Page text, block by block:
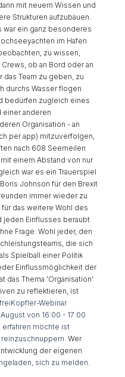
mit neuem Wissen und
Strukturen aufzubauen.
war ein ganz besonderes
im Hafen
zu wissen,
ob an Bord oder an
das Team zu geben, zu
durchs Wasser flogen
bedürfen zugleich eines
anderen
Organisation - an
per app) mitzuverfolgen,
nach 608 Seemeilen
einem Abstand von nur
war es ein Trauerspiel
Johnson für den Brexit
immer wieder zu
das weitere Wohl des
jeden Einflusses beraubt
Frage: Wohl jeder, den
die sich
Spielball einer Politik
Einflussmöglichkeit der
das Thema 'Organisation'
zu reflektieren, ist
Webinar
von 16:00 - 17:00
erfahren möchte ist
. Wer
der eigenen
sich zu melden.